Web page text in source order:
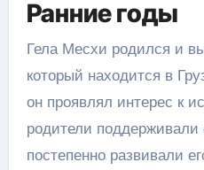
Ранние годы
Гела Месхи родился и
который находится в
он проявлял интерес к
родители поддерживали
постепенно развивали